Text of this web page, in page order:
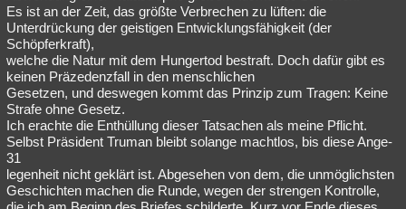
Es ist an der Zeit, das größte Verbrechen zu lüften: die
Unterdrückung der geistigen Entwicklungsfähigkeit (der
Schöpferkraft),
welche die Natur mit dem Hungertod bestraft. Doch dafür gibt es
keinen Präzedenzfall in den menschlichen
Gesetzen, und deswegen kommt das Prinzip zum Tragen: Keine
Strafe ohne Gesetz.
Ich erachte die Enthüllung dieser Tatsachen als meine Pflicht.
Selbst Präsident Truman bleibt solange machtlos, bis diese Ange-
31
legenheit nicht geklärt ist. Abgesehen von dem, die unmöglichsten
Geschichten machen die Runde, wegen der strengen Kontrolle,